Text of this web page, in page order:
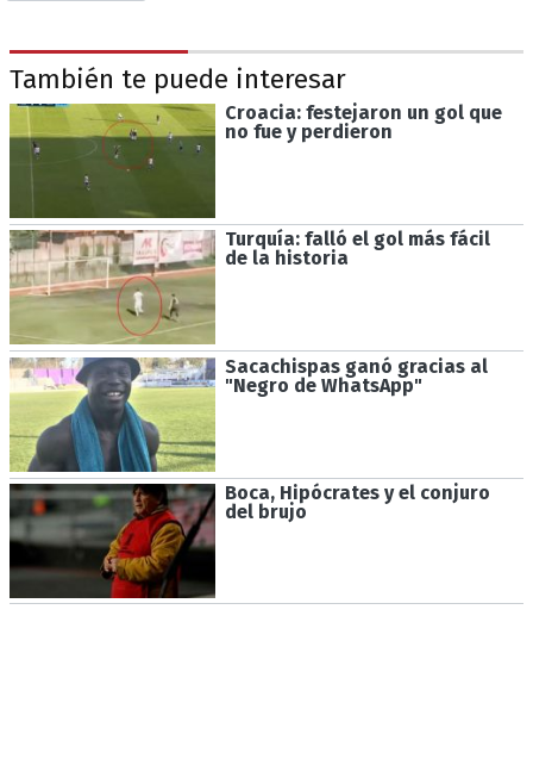
También te puede interesar
Croacia: festejaron un gol que
no fue y perdieron
Turquía: falló el gol más fácil
de la historia
Sacachispas ganó gracias al
"Negro de WhatsApp"
Boca, Hipócrates y el conjuro
del brujo